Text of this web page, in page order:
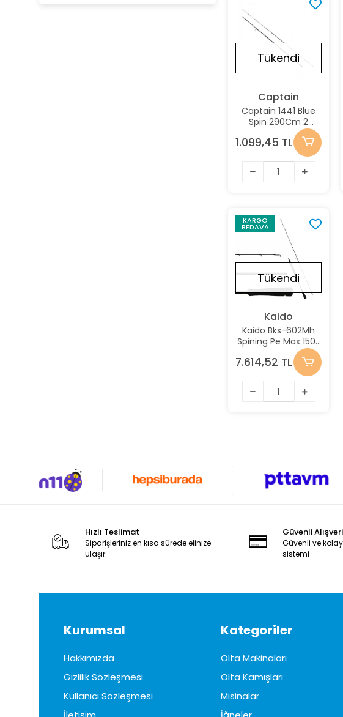
Stokta Yok
Tükendi
Captain
Captain 1441 Blue
Spin 290Cm 2
Parça Shore Jig
Kamışı 15-70Gr Atar
1.099,45 TL
KARGO
BEDAVA Stokta Yok
Tükendi
Kaido
Kaido Bks-602Mh
Spining Pe Max 150-
320G Jig Kamışı
7.614,52 TL
Hızlı Teslimat
Siparişleriniz en kısa sürede elinize
ulaşır.
Güvenli
Güvenli ve
sistemi
Kurumsal
Hakkımızda
Gizlilik Sözleşmesi
Kullanıcı Sözleşmesi
Kategoriler
Olta Makinaları
Olta Kamışları
Misinalar